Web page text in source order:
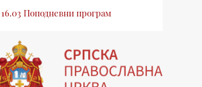
16.03 Поподневни програм
19.03 Атлас памћења
19.30 Вечерње молитве